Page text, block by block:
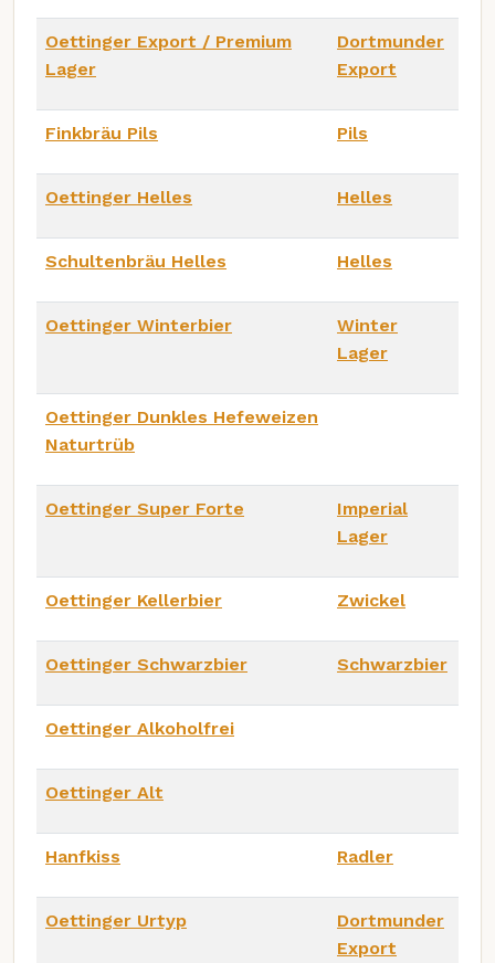
Oettinger Export / Premium
Lager
Dortmunder
Export
Finkbräu Pils Pils
Oettinger Helles Helles
Schultenbräu Helles Helles
Oettinger Winterbier
Winter
Lager
Oettinger Dunkles Hefeweizen
Naturtrüb
Oettinger Super Forte
Imperial
Lager
Oettinger Kellerbier Zwickel
Oettinger Schwarzbier Schwarzbier
Oettinger Alkoholfrei
Oettinger Alt
Hanfkiss Radler
Oettinger Urtyp
Dortmunder
Export